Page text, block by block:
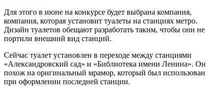
Для этого в июне на конкурсе будет выбрана компания,
компания, которая установит туалеты на станциях метро.
Дизайн туалетов обещают разработать таким, чтобы они не
портили внешний вид станций.
Сейчас туалет установлен в переходе между станциями
«Александровский сад» и «Библиотека имени Ленина». Он
похож на оригинальный мрамор, который был использован
при оформлении последней станции.